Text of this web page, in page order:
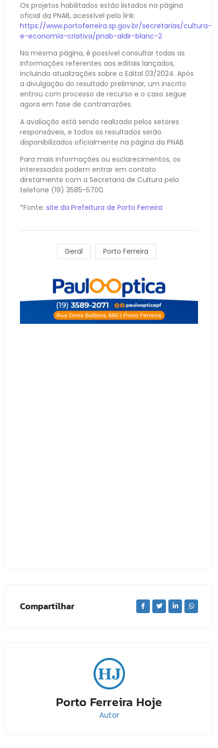
Os projetos habilitados estão listados na página
oficial da PNAB, acessível pelo link:
https://www.portoferreira.sp.gov.br/secretarias/cultura-
e-economia-criativa/pnab-aldir-blanc-2.
Na mesma página, é possível consultar todas as
informações referentes aos editais lançados,
incluindo atualizações sobre o Edital 03/2024. Após
a divulgação do resultado preliminar, um inscrito
entrou com processo de recurso e o caso segue
agora em fase de contrarrazões.
A avaliação está sendo realizada pelos setores
responsáveis, e todos os resultados serão
disponibilizados oficialmente na página da PNAB.
Para mais informações ou esclarecimentos, os
interessados podem entrar em contato
diretamente com a Secretaria de Cultura pelo
telefone (19) 3585-5700.
*Fonte: site da Prefeitura de Porto Ferreira
Geral Porto Ferreira
Compartilhar
Porto Ferreira Hoje
Autor